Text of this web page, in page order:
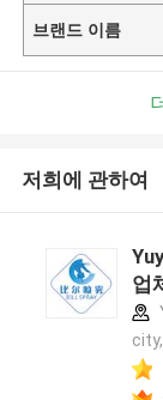
브랜드 이름
저희에 관하여
업